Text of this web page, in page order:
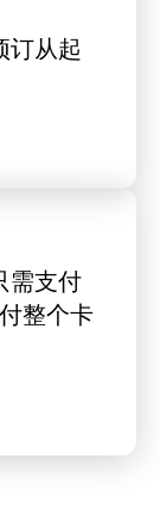
订从起
需支付
整个卡